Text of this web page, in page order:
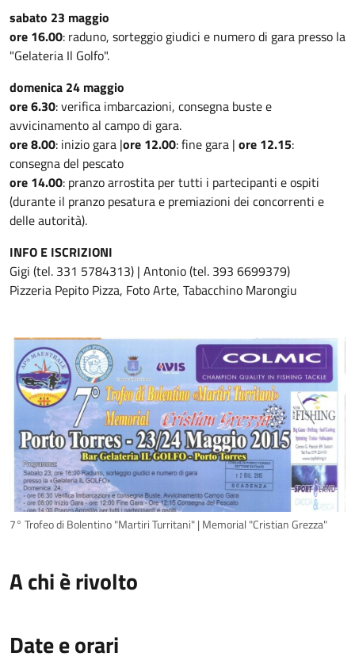
sabato 23 maggio
ore 16.00: raduno, sorteggio giudici e numero di gara presso la
"Gelateria Il Golfo".
domenica 24 maggio
ore 6.30: verifica imbarcazioni, consegna buste e
avvicinamento al campo di gara.
ore 8.00: inizio gara |ore 12.00: fine gara | ore 12.15:
consegna del pescato
ore 14.00: pranzo arrostita per tutti i partecipanti e ospiti
(durante il pranzo pesatura e premiazioni dei concorrenti e
delle autorità).
INFO E ISCRIZIONI
Gigi (tel. 331 5784313) | Antonio (tel. 393 6699379)
Pizzeria Pepito Pizza, Foto Arte, Tabacchino Marongiu
7° Trofeo di Bolentino "Martiri Turritani" | Memorial "Cristian Grezza"
A chi è rivolto
Date e orari